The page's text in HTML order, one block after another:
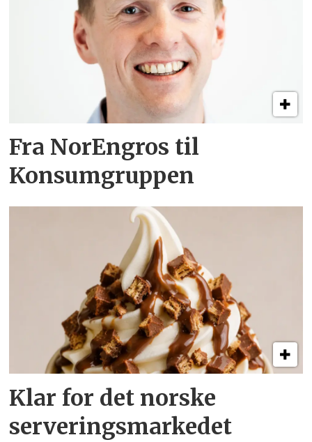
Fra NorEngros til
Konsumgruppen
Klar for det norske
serveringsmarkedet